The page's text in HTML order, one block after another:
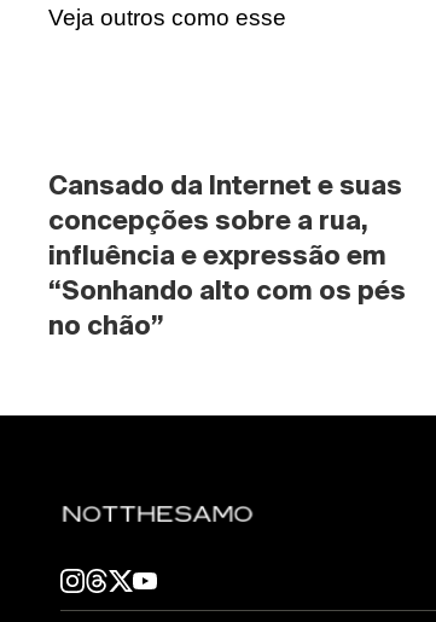
Veja outros como esse
Cansado da Internet e suas
concepções sobre a rua,
influência e expressão em
“Sonhando alto com os pés
no chão”